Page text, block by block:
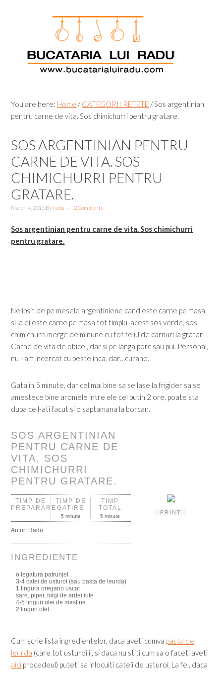
You are here: Home / CATEGORII RETETE /Sos argentinian
pentru carne de vita. Sos chimichurri pentru gratare.
SOS ARGENTINIAN PENTRU
CARNE DE VITA. SOS
CHIMICHURRI PENTRU
GRATARE.
March 4, 2015 By radu 2 Comments
Sos argentinian pentru carne de vita. Sos chimichurri
pentru gratare.
Nelipsit de pe mesele argentiniene cand este carne pe masa,
si la ei este carne pe masa tot timplu, acest sos verde, sos
chimichurri merge de minune cu tot felul de carnuri la gratar.
Carne de vita de obicei, dar si pe langa porc sau pui. Personal,
nu l-am incercat cu peste inca, dar…curand.
Gata in 5 minute, dar cel mai bine sa se lase la frigider sa se
amestece bine aromele intre ele cel putin 2 ore, poate sta
dupa ce l-ati facut si o saptamana la borcan.
SOS ARGENTINIAN
PENTRU CARNE DE
VITA. SOS
CHIMICHURRI
PENTRU GRATARE.
PRINT
TIMP DE
PREPARARE
TIMP DE
GATIRE
5 minute
TIMP
TOTAL
5 minute
Autor: Radu
INGREDIENTE
o legatura patrunjel
3-4 catei de usturoi (sau pasta de leurda)
1 lingura oregano uscat
sare, piper, fulgi de ardei iute
4-5 linguri ulei de masline
2 linguri otet
Cum scrie lista ingredientelor, daca aveti cumva pasta de
leurda (care tot usturoi ii, si daca nu stiti cum sa o faceti aveti
aici procedeul) puteti sa inlocuiti cateii de usturoi. La fel, daca